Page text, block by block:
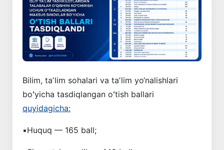
Bilim, taʼlim sohalari va taʼlim yo‘nalishlari
boʻyicha tasdiqlangan oʻtish ballari
quyidagicha:
▪️Huquq — 165 ball;